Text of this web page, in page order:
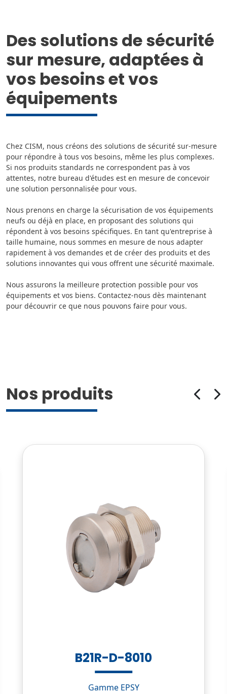
Des solutions de sécurité
sur mesure, adaptées à
vos besoins et vos
équipements
Chez CISM, nous créons des solutions de sécurité sur-mesure
pour répondre à tous vos besoins, même les plus complexes.
Si nos produits standards ne correspondent pas à vos
attentes, notre bureau d'études est en mesure de concevoir
une solution personnalisée pour vous.
Nous prenons en charge la sécurisation de vos équipements
neufs ou déjà en place, en proposant des solutions qui
répondent à vos besoins spécifiques. En tant qu'entreprise à
taille humaine, nous sommes en mesure de nous adapter
rapidement à vos demandes et de créer des produits et des
solutions innovantes qui vous offrent une sécurité maximale.
Nous assurons la meilleure protection possible pour vos
équipements et vos biens. Contactez-nous dès maintenant
pour découvrir ce que nous pouvons faire pour vous.
Nos produits
B21R-D-8010
Gamme EPSY